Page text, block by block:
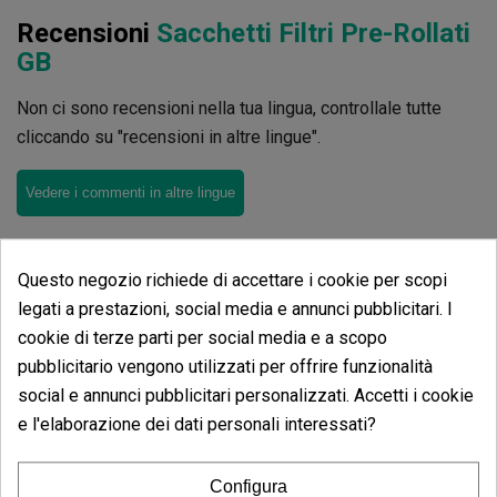
Recensioni Sacchetti Filtri Pre-Rollati
GB
Non ci sono recensioni nella tua lingua, controllale tutte
cliccando su "recensioni in altre lingue".
Vedere i commenti in altre lingue
Stessa categoria prodotti
Sacchetti Filtri Pre-Rollati GB
Questo negozio richiede di accettare i cookie per scopi
legati a prestazioni, social media e annunci pubblicitari. I
cookie di terze parti per social media e a scopo
pubblicitario vengono utilizzati per offrire funzionalità
social e annunci pubblicitari personalizzati. Accetti i cookie
e l'elaborazione dei dati personali interessati?
Configura